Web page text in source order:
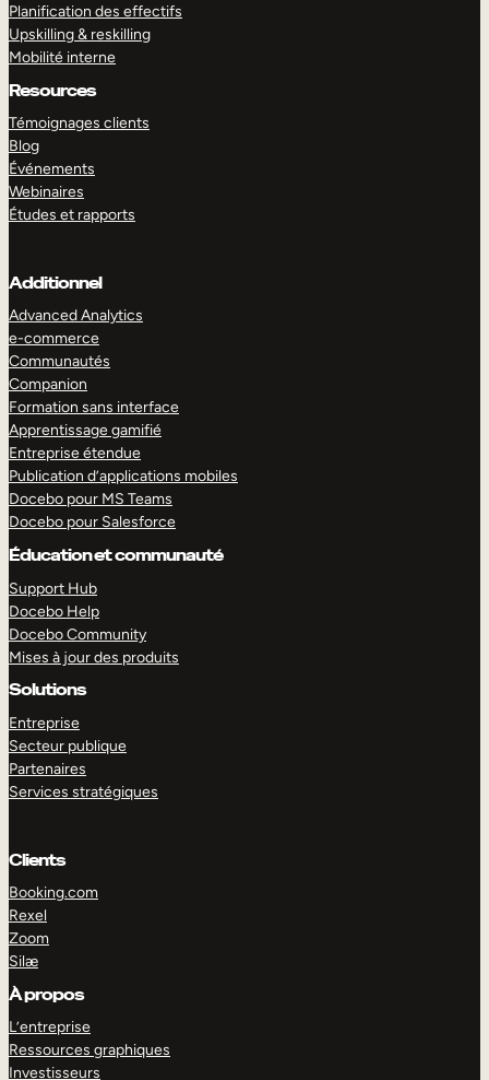
Planification des effectifs
Upskilling & reskilling
Mobilité interne
Resources
Témoignages clients
Blog
Événements
Webinaires
Études et rapports
Additionnel
Advanced Analytics
e-commerce
Communautés
Companion
Formation sans interface
Apprentissage gamifié
Entreprise étendue
Publication d’applications mobiles
Docebo pour MS Teams
Docebo pour Salesforce
Éducation et communauté
Support Hub
Docebo Help
Docebo Community
Mises à jour des produits
Solutions
Entreprise
Secteur publique
Partenaires
Services stratégiques
Clients
Booking.com
Rexel
Zoom
Silæ
À propos
L’entreprise
Ressources graphiques
Investisseurs